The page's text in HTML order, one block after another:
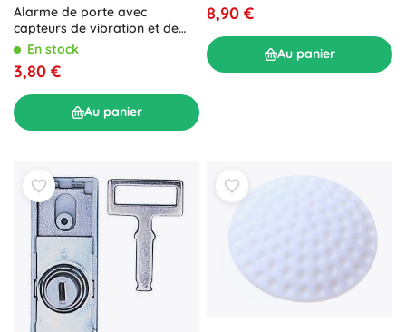
Alarme de porte avec
capteurs de vibration et de
toucher
En stock
3,80 €
Au panier
8,90 €
Au panier